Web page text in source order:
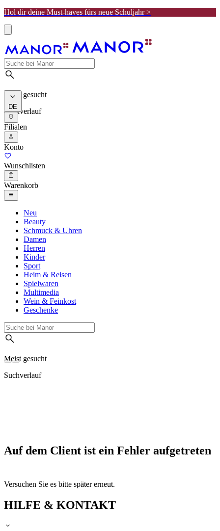
Hol dir deine Must-haves fürs neue Schuljahr >
Meist gesucht
Suchverlauf
DE
Filialen
Konto
Wunschlisten
Warenkorb
Neu
Beauty
Schmuck & Uhren
Damen
Herren
Kinder
Sport
Heim & Reisen
Spielwaren
Multimedia
Wein & Feinkost
Geschenke
Meist gesucht
Suchverlauf
Auf dem Client ist ein Fehler aufgetreten
Versuchen Sie es bitte später erneut.
HILFE & KONTAKT